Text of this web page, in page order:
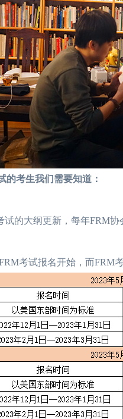
考生我们需要知道：
试的大纲更新，每年FRM
考试报名开始，而